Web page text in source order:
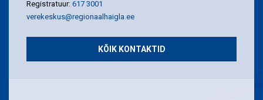
Registratuur: 617 3001
verekeskus@regionaalhaigla.ee
KÕIK KONTAKTID